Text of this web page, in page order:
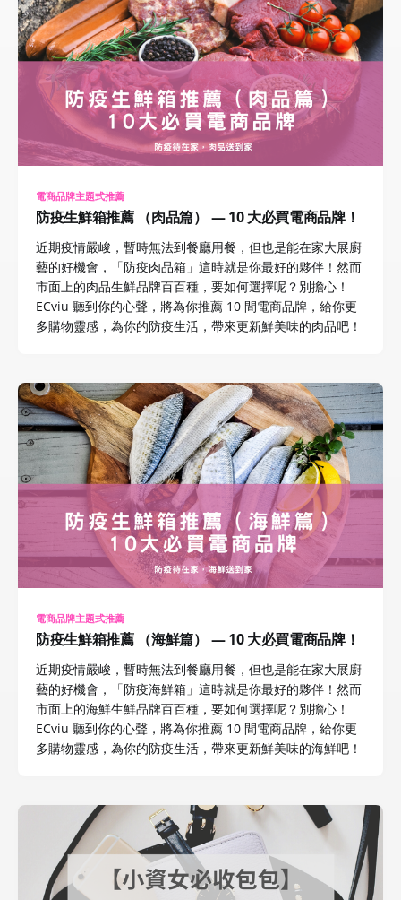
電商品牌主題式推薦
防疫生鮮箱推薦 （肉品篇） — 10 大必買電商品牌！
近期疫情嚴峻，暫時無法到餐廳用餐，但也是能在家大展廚
藝的好機會，「防疫肉品箱」這時就是你最好的夥伴！然而
市面上的肉品生鮮品牌百百種，要如何選擇呢？別擔心！
ECviu 聽到你的心聲，將為你推薦 10 間電商品牌，給你更
多購物靈感，為你的防疫生活，帶來更新鮮美味的肉品吧！
電商品牌主題式推薦
防疫生鮮箱推薦 （海鮮篇） — 10 大必買電商品牌！
近期疫情嚴峻，暫時無法到餐廳用餐，但也是能在家大展廚
藝的好機會，「防疫海鮮箱」這時就是你最好的夥伴！然而
市面上的海鮮生鮮品牌百百種，要如何選擇呢？別擔心！
ECviu 聽到你的心聲，將為你推薦 10 間電商品牌，給你更
多購物靈感，為你的防疫生活，帶來更新鮮美味的海鮮吧！